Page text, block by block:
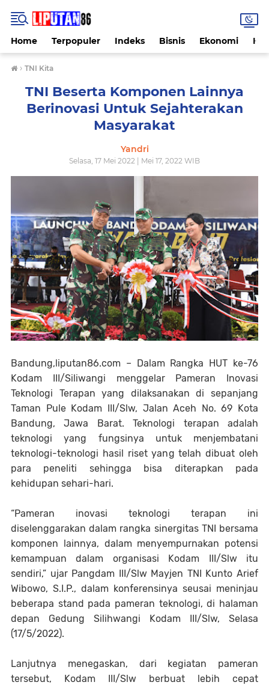
Home Terpopuler Indeks Bisnis Ekonomi
› TNI Kita
TNI Beserta Komponen Lainnya
Berinovasi Untuk Sejahterakan
Masyarakat
Yandri
Selasa, 17 Mei 2022 | Mei 17, 2022 WIB
Bandung,liputan86.com – Dalam Rangka HUT ke-76
Kodam III/Siliwangi menggelar Pameran Inovasi
Teknologi Terapan yang dilaksanakan di sepanjang
Taman Pule Kodam III/Slw, Jalan Aceh No. 69 Kota
Bandung, Jawa Barat. Teknologi terapan adalah
teknologi yang fungsinya untuk menjembatani
teknologi-teknologi hasil riset yang telah dibuat oleh
para peneliti sehingga bisa diterapkan pada
kehidupan sehari-hari.
“Pameran inovasi teknologi terapan ini
diselenggarakan dalam rangka sinergitas TNI bersama
komponen lainnya, dalam menyempurnakan potensi
kemampuan dalam organisasi Kodam III/Slw itu
sendiri,” ujar Pangdam III/Slw Mayjen TNI Kunto Arief
Wibowo, S.I.P., dalam konferensinya seusai meninjau
beberapa stand pada pameran teknologi, di halaman
depan Gedung Silihwangi Kodam III/Slw, Selasa
(17/5/2022).
Lanjutnya menegaskan, dari kegiatan pameran
tersebut, Kodam III/Slw berbuat lebih cepat